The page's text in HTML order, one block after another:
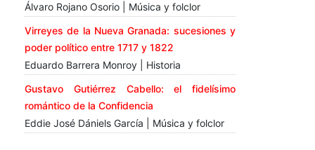
Álvaro Rojano Osorio | Música y folclor
Virreyes de la Nueva Granada: sucesiones y
poder político entre 1717 y 1822
Eduardo Barrera Monroy | Historia
Gustavo Gutiérrez Cabello: el fidelísimo
romántico de la Confidencia
Eddie José Dániels García | Música y folclor